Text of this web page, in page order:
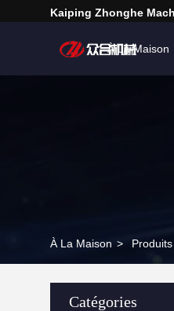
Kaiping Zhonghe
À La Maison
À La Maison > Produits
Catégories